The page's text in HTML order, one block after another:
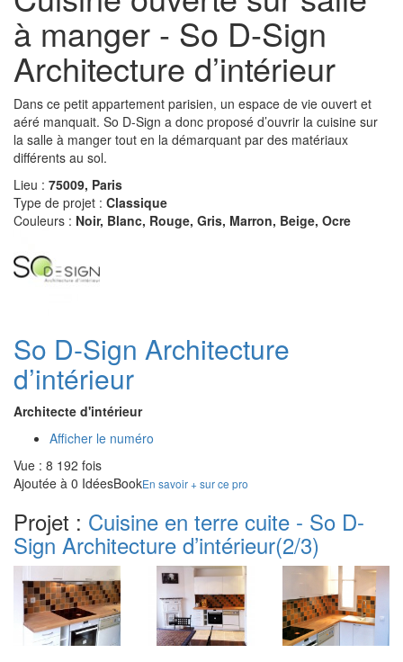
à manger - So D-Sign
Architecture d’intérieur
Dans ce petit appartement parisien, un espace de vie ouvert et
aéré manquait. So D-Sign a donc proposé d’ouvrir la cuisine sur
la salle à manger tout en la démarquant par des matériaux
différents au sol.
Lieu : 75009, Paris
Type de projet : Classique
Couleurs : Noir, Blanc, Rouge, Gris, Marron, Beige, Ocre
So D-Sign Architecture
d’intérieur
Architecte d'intérieur
Afficher le numéro
Vue : 8 192 fois
Ajoutée à 0 IdéesBookEn savoir + sur ce pro
Projet : Cuisine en terre cuite - So D-
Sign Architecture d’intérieur(2/3)